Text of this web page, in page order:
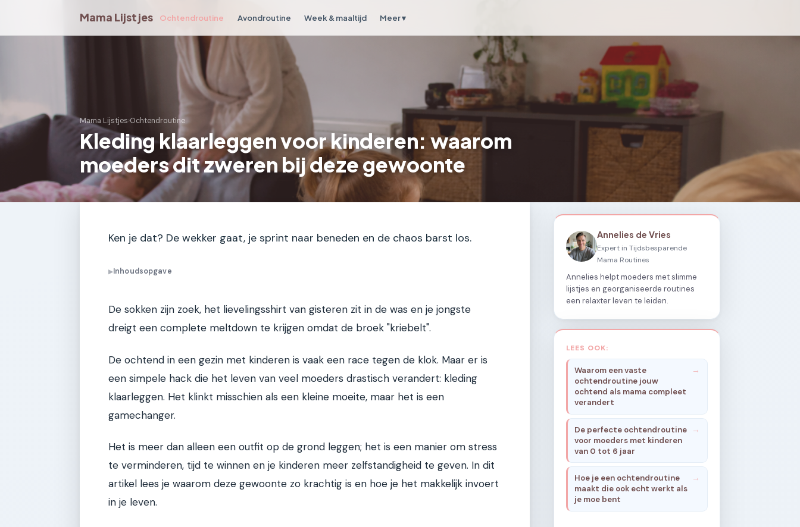
Mama Lijstjes Ochtendroutine Avondroutine Week & maaltijd Meer ▾
Mama Lijstjes›Ochtendroutine
Kleding klaarleggen voor kinderen: waarom
moeders dit zweren bij deze gewoonte
Ken je dat? De wekker gaat, je sprint naar beneden en de chaos barst los.
▶Inhoudsopgave
De sokken zijn zoek, het lievelingsshirt van gisteren zit in de was en je jongste
dreigt een complete meltdown te krijgen omdat de broek "kriebelt".
De ochtend in een gezin met kinderen is vaak een race tegen de klok. Maar er is
een simpele hack die het leven van veel moeders drastisch verandert: kleding
klaarleggen. Het klinkt misschien als een kleine moeite, maar het is een
gamechanger.
Het is meer dan alleen een outfit op de grond leggen; het is een manier om stress
te verminderen, tijd te winnen en je kinderen meer zelfstandigheid te geven. In dit
artikel lees je waarom deze gewoonte zo krachtig is en hoe je het makkelijk invoert
in je leven.
Annelies de Vries
Expert in Tijdsbesparende
Mama Routines
Annelies helpt moeders met slimme
lijstjes en georganiseerde routines
een relaxter leven te leiden.
LEES OOK:
Waarom een vaste
ochtendroutine jouw
ochtend als mama compleet
verandert
De perfecte ochtendroutine
voor moeders met kinderen
van 0 tot 6 jaar
Hoe je een ochtendroutine
maakt die ook echt werkt als
je moe bent